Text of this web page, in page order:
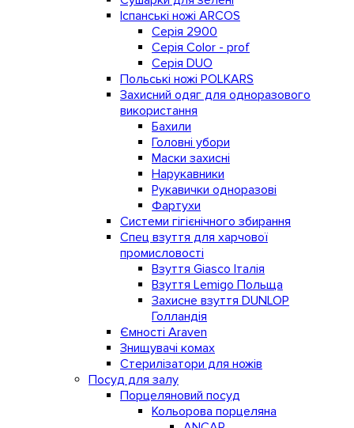
Іспанські ножі ARCOS
Серія 2900
Серія Color - prof
Серія DUO
Польські ножі POLKARS
Захисний одяг для одноразового
використання
Бахили
Головні убори
Маски захисні
Нарукавники
Рукавички одноразові
Фартухи
Системи гігієнічного збирання
Спец взуття для харчової
промисловості
Взуття Giasco Італія
Взуття Lemigo Польща
Захисне взуття DUNLOP
Голландія
Ємності Araven
Знищувачі комах
Стерилізатори для ножів
Посуд для залу
Порцеляновий посуд
Кольорова порцеляна